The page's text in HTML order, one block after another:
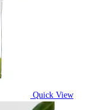
Quick View